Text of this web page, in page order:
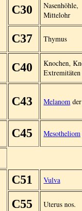
C30
Nasenhöhle,
Mittelohr
C37 Thymus
C40
Knochen,
Extremitäten
C43 Melanom
C45 Mesotheliom
C51 Vulva
C55 Uterus nos.